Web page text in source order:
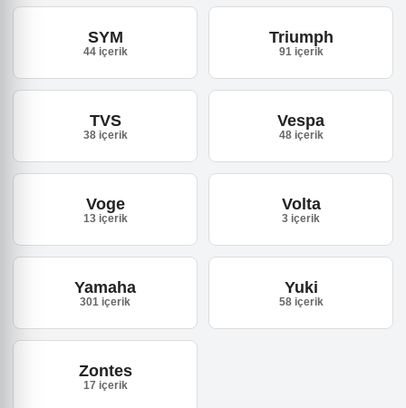
SYM
44 içerik
Triumph
91 içerik
TVS
38 içerik
Vespa
48 içerik
Voge
13 içerik
Volta
3 içerik
Yamaha
301 içerik
Yuki
58 içerik
Zontes
17 içerik